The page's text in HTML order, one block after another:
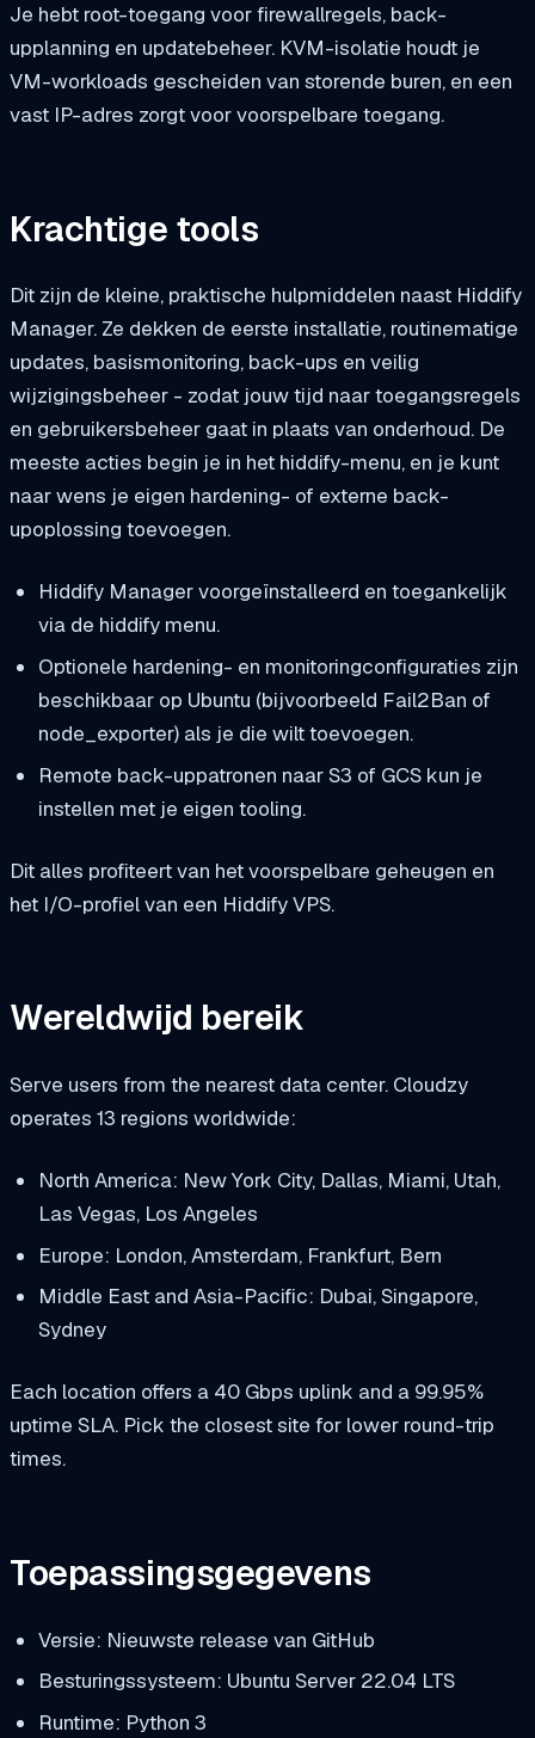
Je hebt root-toegang voor firewallregels, back-
upplanning en updatebeheer. KVM-isolatie houdt je
VM-workloads gescheiden van storende buren, en een
vast IP-adres zorgt voor voorspelbare toegang.
Krachtige tools
Dit zijn de kleine, praktische hulpmiddelen naast Hiddify
Manager. Ze dekken de eerste installatie, routinematige
updates, basismonitoring, back-ups en veilig
wijzigingsbeheer - zodat jouw tijd naar toegangsregels
en gebruikersbeheer gaat in plaats van onderhoud. De
meeste acties begin je in het hiddify-menu, en je kunt
naar wens je eigen hardening- of externe back-
upoplossing toevoegen.
Hiddify Manager voorgeïnstalleerd en toegankelijk
via de hiddifymenu.
Optionele hardening- en monitoringconfiguraties zijn
beschikbaar op Ubuntu (bijvoorbeeld Fail2Ban of
node_exporter) als je die wilt toevoegen.
Remote back-uppatronen naar S3 of GCS kun je
instellen met je eigen tooling.
Dit alles profiteert van het voorspelbare geheugen en
het I/O-profiel van een Hiddify VPS.
Wereldwijd bereik
Serve users from the nearest data center. Cloudzy
operates 13 regions worldwide:
North America: New York City, Dallas, Miami, Utah,
Las Vegas, Los Angeles
Europe: London, Amsterdam, Frankfurt, Bern
Middle East and Asia-Pacific: Dubai, Singapore,
Sydney
Each location offers a 40 Gbps uplink and a 99.95%
uptime SLA. Pick the closest site for lower round-trip
times.
Toepassingsgegevens
Versie: Nieuwste release van GitHub
Besturingssysteem: Ubuntu Server 22.04 LTS
Runtime: Python 3